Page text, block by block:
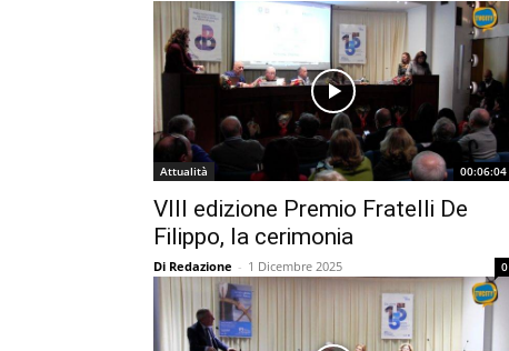
Attualità 00:06:04
VIII edizione Premio Fratelli De
Filippo, la cerimonia
Di Redazione - 1 Dicembre 2025 0